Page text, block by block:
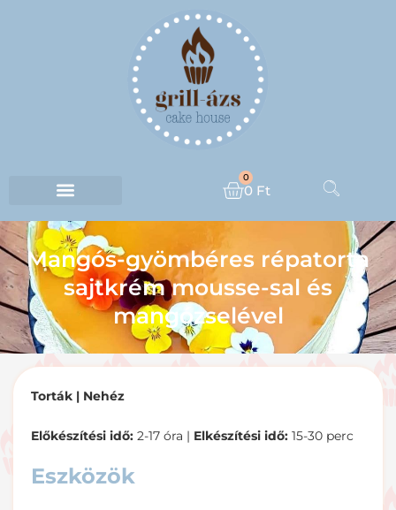
0 Ft
0
Mangós-gyömbéres répatorta
sajtkrém mousse-sal és
mangózselével
Torták | Nehéz
Előkészítési idő: 2-17 óra | Elkészítési idő: 15-30 perc
Eszközök